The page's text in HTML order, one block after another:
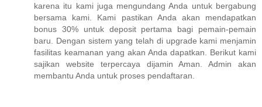
karena itu kami juga mengundang Anda untuk bergabung
bersama kami. Kami pastikan Anda akan mendapatkan
bonus 30% untuk deposit pertama bagi pemain-pemain
baru. Dengan sistem yang telah di upgrade kami menjamin
fasilitas keamanan yang akan Anda dapatkan. Berikut kami
sajikan website terpercaya dijamin Aman. Admin akan
membantu Anda untuk proses pendaftaran.